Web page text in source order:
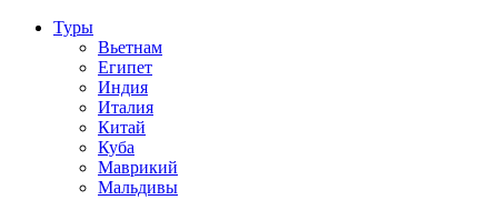
Туры
Вьетнам
Египет
Индия
Италия
Китай
Куба
Маврикий
Мальдивы